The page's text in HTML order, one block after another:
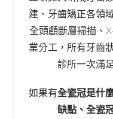
建、牙齒矯正各領
全頭顱斷層掃描、
業分工，所有牙齒
診所一次滿
如果有全瓷冠是什
缺點、全瓷